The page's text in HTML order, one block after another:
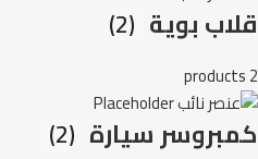
قلاب بوية (2)
2 products
كمبروسر سيارة (2)